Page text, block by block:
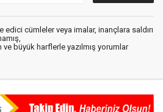
edici cümleler veya imalar, inançlara saldırı
büyük harflerle yazılmış yorumlar